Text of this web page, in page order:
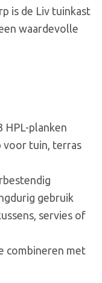
is de Liv tuinkast
waardevolle
HPL-planken
tuin, terras
gebruik
servies of
combineren met